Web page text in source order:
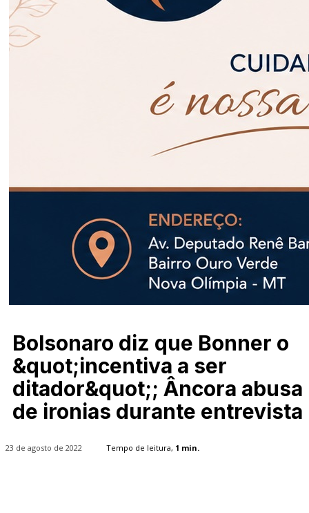
Bolsonaro diz que Bonner o
&quot;incentiva a ser
ditador&quot;; Âncora abusa
de ironias durante entrevista
23 de agosto de 2022 Tempo de leitura, 1 min.